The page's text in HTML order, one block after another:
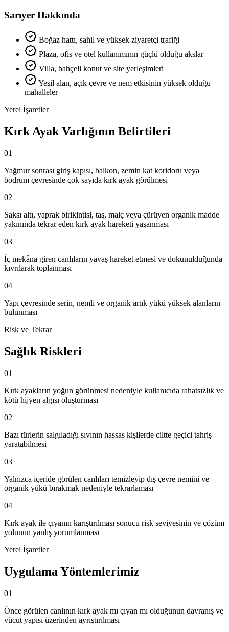
Sarıyer Hakkında
Boğaz hattı, sahil ve yüksek ziyaretçi trafiği
Plaza, ofis ve otel kullanımının güçlü olduğu akslar
Villa, bahçeli konut ve site yerleşimleri
Yeşil alan, açık çevre ve nem etkisinin yüksek olduğu
mahalleler
Yerel İşaretler
Kırk Ayak Varlığının Belirtileri
01
Yağmur sonrası giriş kapısı, balkon, zemin kat koridoru veya
bodrum çevresinde çok sayıda kırk ayak görülmesi
02
Saksı altı, yaprak birikintisi, taş, malç veya çürüyen organik madde
yakınında tekrar eden kırk ayak hareketi yaşanması
03
İç mekâna giren canlıların yavaş hareket etmesi ve dokunulduğunda
kıvrılarak toplanması
04
Yapı çevresinde serin, nemli ve organik artık yükü yüksek alanların
bulunması
Risk ve Tekrar
Sağlık Riskleri
01
Kırk ayakların yoğun görünmesi nedeniyle kullanıcıda rahatsızlık ve
kötü hijyen algısı oluşturması
02
Bazı türlerin salgıladığı sıvının hassas kişilerde ciltte geçici tahriş
yaratabilmesi
03
Yalnızca içeride görülen canlıları temizleyip dış çevre nemini ve
organik yükü bırakmak nedeniyle tekrarlaması
04
Kırk ayak ile çıyanın karıştırılması sonucu risk seviyesinin ve çözüm
yolunun yanlış yorumlanması
Yerel İşaretler
Uygulama Yöntemlerimiz
01
Önce görülen canlının kırk ayak mı çıyan mı olduğunun davranış ve
vücut yapısı üzerinden ayrıştırılması